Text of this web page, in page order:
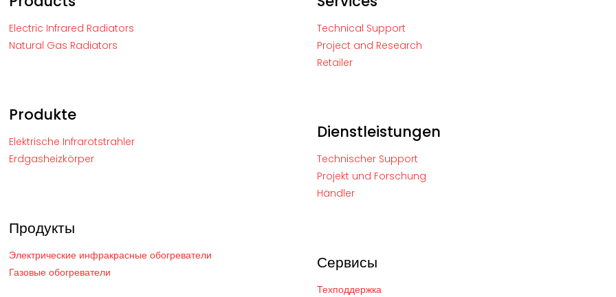
Electric Infrared Radiators
Natural Gas Radiators
Produkte
Elektrische Infrarotstrahler
Erdgasheizkörper
Продукты
Электрические инфракрасные обогреватели
Газовые обогреватели
Technical Support
Project and Research
Retailer
Dienstleistungen
Technischer Support
Projekt und Forschung
Händler
Сервисы
Техподдержка